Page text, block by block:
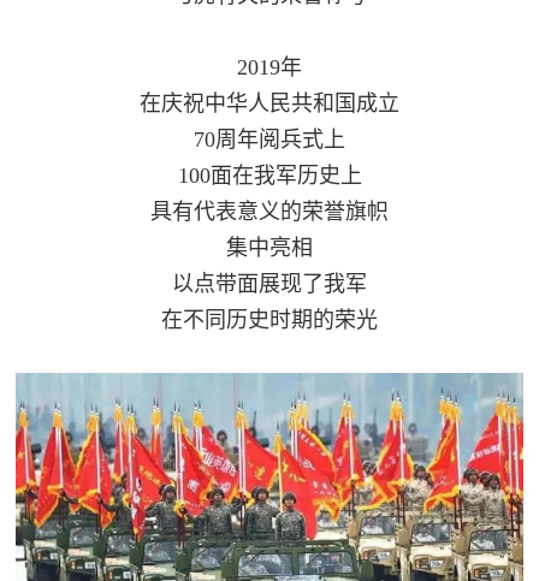
追
踪
规
国
防
法
规
防
识
国
防
知
识
全
民
国
2019年
在庆祝中华人民共和国成立
70周年阅兵式上
100面在我军历史上
具有代表意义的荣誉旗帜
集中亮相
以点带面展现了我军
在不同历史时期的荣光